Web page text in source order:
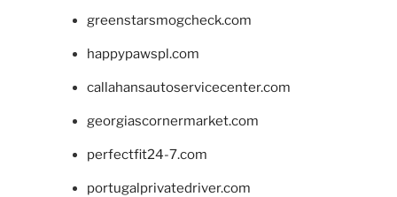
greenstarsmogcheck.com
happypawspl.com
callahansautoservicecenter.com
georgiascornermarket.com
perfectfit24-7.com
portugalprivatedriver.com